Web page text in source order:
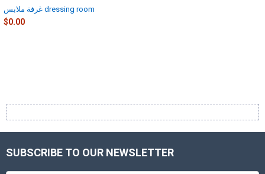
غرفة ملابس dressing room
$0.00
Footer
SUBSCRIBE TO OUR NEWSLETTER